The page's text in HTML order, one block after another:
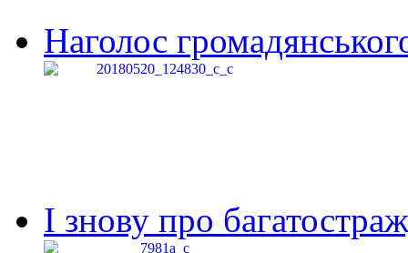
Наголос
І знову про